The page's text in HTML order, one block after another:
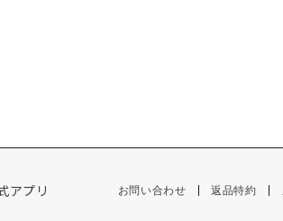
アプリ お問い合わせ 返品特約